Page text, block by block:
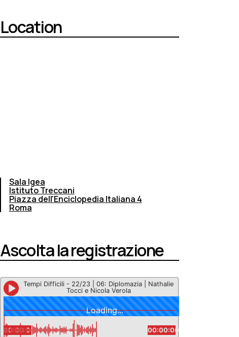
Location
Sala Igea
Istituto Treccani
Piazza dell'Enciclopedia Italiana 4
Roma
Ascolta la registrazione